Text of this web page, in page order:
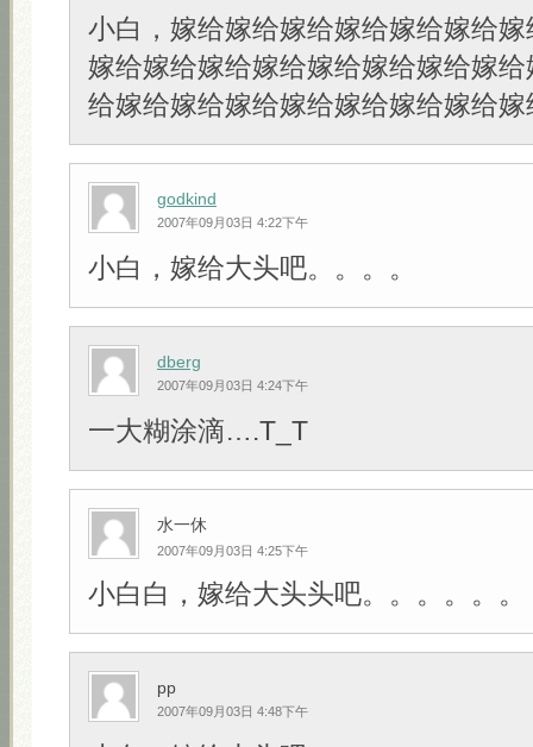
小白，嫁给嫁给嫁给嫁给嫁给嫁给
嫁给嫁给嫁给嫁给嫁给嫁给嫁给嫁
给嫁给嫁给嫁给嫁给嫁给嫁给嫁给
godkind
2007年09月03日 4:22下午
小白，嫁给大头吧。。。。
dberg
2007年09月03日 4:24下午
一大糊涂滴….T_T
水一休
2007年09月03日 4:25下午
小白白，嫁给大头头吧。。。。。。
pp
2007年09月03日 4:48下午